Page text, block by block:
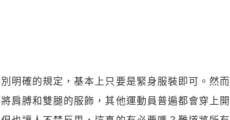
明確的規定，基本上只要是緊身服裝即可。然而
肩膊和雙腿的服飾，其他運動員普遍都會穿上開